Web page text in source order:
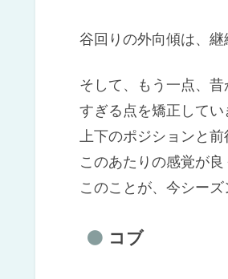
谷回りの外向傾は、継
そして、もう一点、
すぎる点を矯正してい
上下のポジションと
このあたりの感覚が
このことが、今シー
コブ